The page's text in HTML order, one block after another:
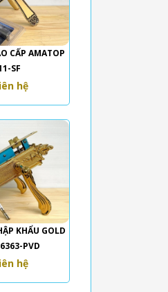
CẤP AMATOP
SF
hệ
KHẨU GOLD
PVD
hệ